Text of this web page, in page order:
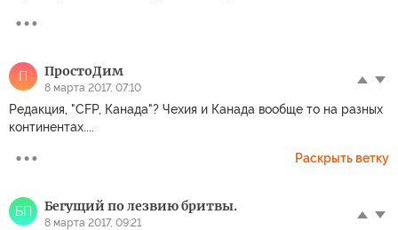
П ПростоДим
8 марта 2017, 07:10
Редакция, "CFP, Канада"? Чехия и Канада вообще то на разных
континентах....
Раскрыть ветку
БП Бегущий по лезвию бритвы.
8 марта 2017, 09:21